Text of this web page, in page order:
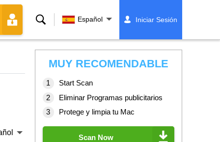
Buscar Español Iniciar Sesión
MUY RECOMENDABLE
Start Scan
Eliminar Programas publicitarios
Protege y limpia tu Mac
Scan Now